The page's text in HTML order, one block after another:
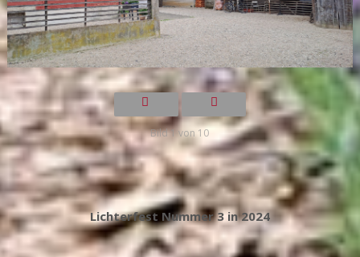
Bild 1 von 10
Lichterfest Nummer 3 in 2024